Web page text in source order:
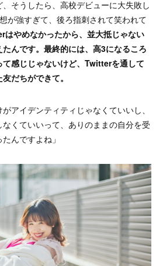
そうしたら、高校デビューに大失敗し
が強すぎて、後ろ指刺されて笑われて
はやめなかったから、並大抵じゃない
んです。最終的には、高3になるころ
感じじゃないけど、Twitterを通して
だちができて。
アイデンティティじゃなくていいし、
くていいって、ありのままの自分を受
んですよね」